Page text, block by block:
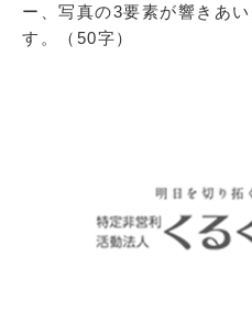
ー、写真の3要素が響きあ
す。（50字）